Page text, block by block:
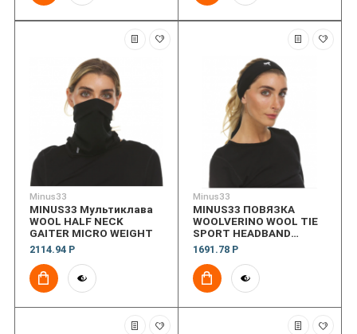
Minus33
MINUS33 Мультиклава
WOOL HALF NECK
GAITER MICRO WEIGHT
2114.94 Р
Minus33
MINUS33 ПОВЯЗКА
WOOLVERINO WOOL TIE
SPORT HEADBAND
MICRO WEIGHT
1691.78 Р